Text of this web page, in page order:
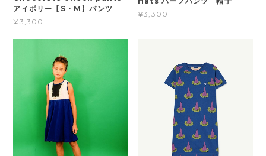
アイボリー【S・M】パンツ
¥3,300
¥3,300